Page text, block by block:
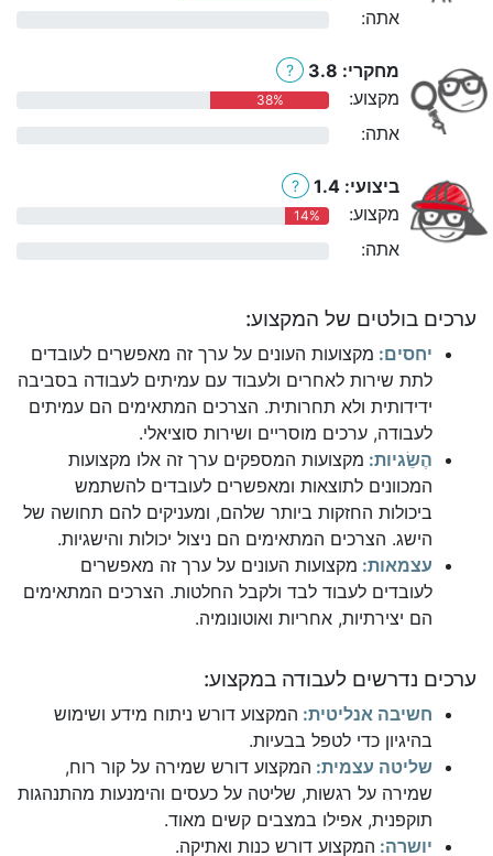
אתה:
מחקרי: 3.8 ?
מקצוע: 38%
אתה:
ביצועי: 1.4 ?
מקצוע: 14%
אתה:
ערכים בולטים של המקצוע:
יחסים: מקצועות העונים על ערך זה מאפשרים לעובדים
לתת שירות לאחרים ולעבוד עם עמיתים לעבודה בסביבה
ידידותית ולא תחרותית. הצרכים המתאימים הם עמיתים
לעבודה, ערכים מוסריים ושירות סוציאלי.
הֶשֵׂגיות: מקצועות המספקים ערך זה אלו מקצועות
המכוונים לתוצאות ומאפשרים לעובדים להשתמש
ביכולות החזקות ביותר שלהם, ומעניקים להם תחושה של
הישג. הצרכים המתאימים הם ניצול יכולות והישגיות.
עצמאות: מקצועות העונים על ערך זה מאפשרים
לעובדים לעבוד לבד ולקבל החלטות. הצרכים המתאימים
הם יצירתיות, אחריות ואוטונומיה.
ערכים נדרשים לעבודה במקצוע:
חשיבה אנליטית: המקצוע דורש ניתוח מידע ושימוש
בהיגיון כדי לטפל בבעיות.
שליטה עצמית: המקצוע דורש שמירה על קור רוח,
שמירה על רגשות, שליטה על כעסים והימנעות מהתנהגות
תוקפנית, אפילו במצבים קשים מאוד.
יושרה: המקצוע דורש כנות ואתיקה.